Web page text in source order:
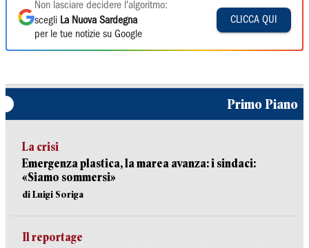
Non lasciare decidere l'algoritmo:
scegli La Nuova Sardegna
per le tue notizie su Google
CLICCA QUI
Primo Piano
La crisi
Emergenza plastica, la marea avanza: i sindaci:
«Siamo sommersi»
di Luigi Soriga
Il reportage